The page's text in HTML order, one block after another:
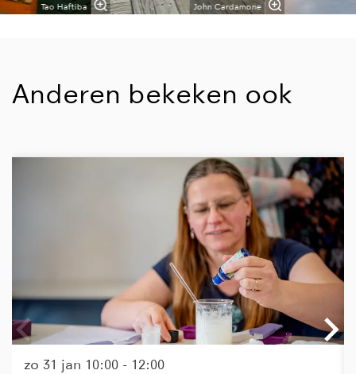
Tao Haftiba John Cardamone
Anderen bekeken ook
zo 31 jan 10:00 - 12:00